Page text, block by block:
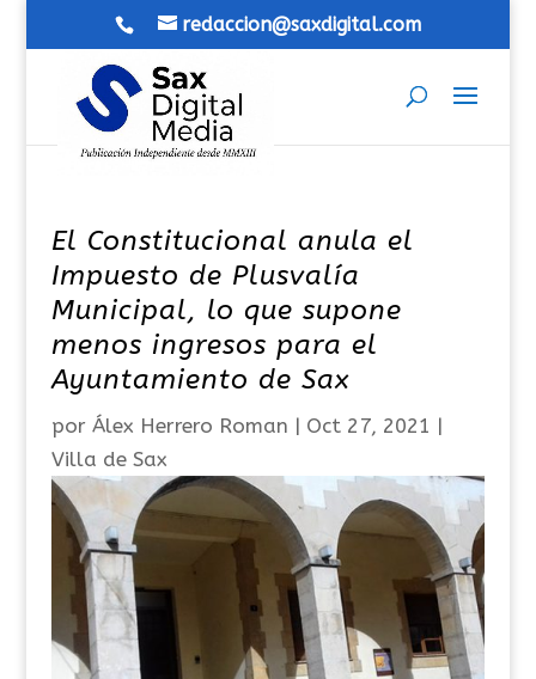
redaccion@saxdigital.com
El Constitucional anula el
Impuesto de Plusvalía
Municipal, lo que supone
menos ingresos para el
Ayuntamiento de Sax
por Álex Herrero Roman | Oct 27, 2021 |
Villa de Sax